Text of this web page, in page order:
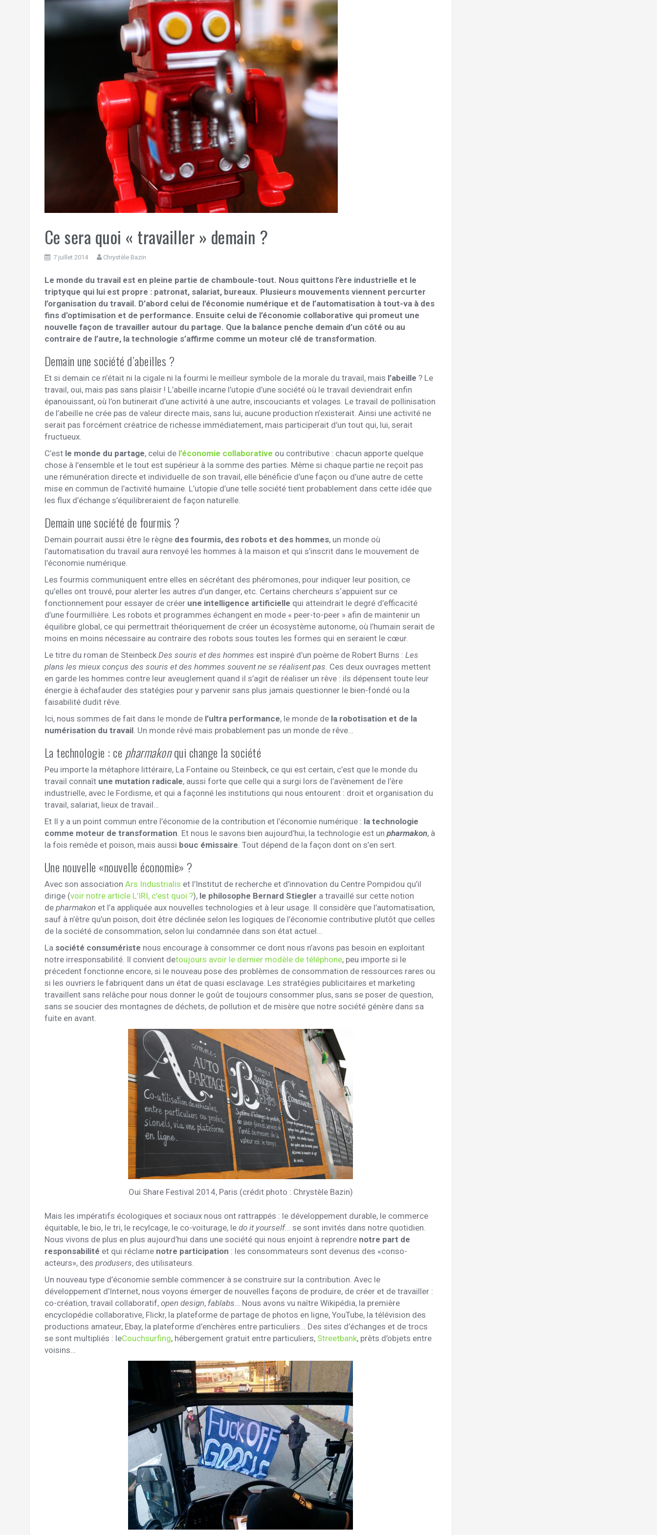
Ce sera quoi « travailler » demain ?
7 juillet 2014 Chrystèle Bazin
Le monde du travail est en pleine partie de chamboule-tout. Nous quittons l’ère industrielle et le
triptyque qui lui est propre : patronat, salariat, bureaux. Plusieurs mouvements viennent percurter
l’organisation du travail. D’abord celui de l’économie numérique et de l’automatisation à tout-va à des
fins d’optimisation et de performance. Ensuite celui de l’économie collaborative qui promeut une
nouvelle façon de travailler autour du partage. Que la balance penche demain d’un côté ou au
contraire de l’autre, la technologie s’affirme comme un moteur clé de transformation.
Demain une société d’abeilles ?
Et si demain ce n’était ni la cigale ni la fourmi le meilleur symbole de la morale du travail, mais l’abeille ? Le
travail, oui, mais pas sans plaisir ! L’abeille incarne l’utopie d’une société où le travail deviendrait enfin
épanouissant, où l’on butinerait d’une activité à une autre, inscouciants et volages. Le travail de pollinisation
de l’abeille ne crée pas de valeur directe mais, sans lui, aucune production n’existerait. Ainsi une activité ne
serait pas forcément créatrice de richesse immédiatement, mais participerait d’un tout qui, lui, serait
fructueux.
C’est le monde du partage, celui de l’économie collaborative ou contributive : chacun apporte quelque
chose à l’ensemble et le tout est supérieur à la somme des parties. Même si chaque partie ne reçoit pas
une rémunération directe et individuelle de son travail, elle bénéficie d’une façon ou d’une autre de cette
mise en commun de l’activité humaine. L’utopie d’une telle société tient probablement dans cette idée que
les flux d’échange s’équilibreraient de façon naturelle.
Demain une société de fourmis ?
Demain pourrait aussi être le règne des fourmis, des robots et des hommes, un monde où
l’automatisation du travail aura renvoyé les hommes à la maison et qui s’inscrit dans le mouvement de
l’économie numérique.
Les fourmis communiquent entre elles en sécrétant des phéromones, pour indiquer leur position, ce
qu’elles ont trouvé, pour alerter les autres d’un danger, etc. Certains chercheurs s‘appuient sur ce
fonctionnement pour essayer de créer une intelligence artificielle qui atteindrait le degré d’efficacité
d’une fourmillière. Les robots et programmes échangent en mode « peer-to-peer » afin de maintenir un
équilibre global, ce qui permettrait théoriquement de créer un écosystème autonome, où l’humain serait de
moins en moins nécessaire au contraire des robots sous toutes les formes qui en seraient le cœur.
Le titre du roman de Steinbeck Des souris et des hommes est inspiré d’un poème de Robert Burns : Les
plans les mieux conçus des souris et des hommes souvent ne se réalisent pas. Ces deux ouvrages mettent
en garde les hommes contre leur aveuglement quand il s’agit de réaliser un rêve : ils dépensent toute leur
énergie à échafauder des statégies pour y parvenir sans plus jamais questionner le bien-fondé ou la
faisabilité dudit rêve.
Ici, nous sommes de fait dans le monde de l’ultra performance, le monde de la robotisation et de la
numérisation du travail. Un monde rêvé mais probablement pas un monde de rêve…
La technologie : ce pharmakonqui change la société
Peu importe la métaphore littéraire, La Fontaine ou Steinbeck, ce qui est certain, c’est que le monde du
travail connaît une mutation radicale, aussi forte que celle qui a surgi lors de l’avènement de l’ère
industrielle, avec le Fordisme, et qui a façonné les institutions qui nous entourent : droit et organisation du
travail, salariat, lieux de travail…
Et Il y a un point commun entre l’économie de la contribution et l’économie numérique : la technologie
comme moteur de transformation. Et nous le savons bien aujourd’hui, la technologie est un pharmakon, à
la fois remède et poison, mais aussi bouc émissaire. Tout dépend de la façon dont on s’en sert.
Une nouvelle «nouvelle économie» ?
Avec son association Ars Industrialis et l’Institut de recherche et d’innovation du Centre Pompidou qu’il
dirige (voir notre article L’IRI, c’est quoi ?), le philosophe Bernard Stiegler a travaillé sur cette notion
de pharmakon et l’a appliquée aux nouvelles technologies et à leur usage. Il considère que l’automatisation,
sauf à n’être qu’un poison, doit être déclinée selon les logiques de l’économie contributive plutôt que celles
de la société de consommation, selon lui condamnée dans son état actuel…
La société consumériste nous encourage à consommer ce dont nous n’avons pas besoin en exploitant
notre irresponsabilité. Il convient detoujours avoir le dernier modèle de téléphone, peu importe si le
précedent fonctionne encore, si le nouveau pose des problèmes de consommation de ressources rares ou
si les ouvriers le fabriquent dans un état de quasi esclavage. Les stratégies publicitaires et marketing
travaillent sans relâche pour nous donner le goût de toujours consommer plus, sans se poser de question,
sans se soucier des montagnes de déchets, de pollution et de misère que notre société génère dans sa
fuite en avant.
Oui Share Festival 2014, Paris (crédit photo : Chrystèle Bazin)
Mais les impératifs écologiques et sociaux nous ont rattrappés : le développement durable, le commerce
équitable, le bio, le tri, le recylcage, le co-voiturage, le do it yourself… se sont invités dans notre quotidien.
Nous vivons de plus en plus aujourd’hui dans une société qui nous enjoint à reprendre notre part de
responsabilité et qui réclame notre participation : les consommateurs sont devenus des «conso-
acteurs», des produsers, des utilisateurs.
Un nouveau type d’économie semble commencer à se construire sur la contribution. Avec le
développement d’Internet, nous voyons émerger de nouvelles façons de produire, de créer et de travailler :
co-création, travail collaboratif, open design, fablabs… Nous avons vu naître Wikipédia, la première
encyclopédie collaborative, Flickr, la plateforme de partage de photos en ligne, YouTube, la télévision des
productions amateur, Ebay, la plateforme d’enchères entre particuliers… Des sites d’échanges et de trocs
se sont multipliés : leCouchsurfing, hébergement gratuit entre particuliers, Streetbank, prêts d’objets entre
voisins…